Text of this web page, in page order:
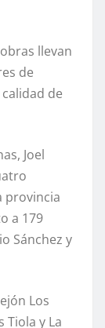
llevan
de
de
Joel
provincia
a 179
Sánchez y
Los
Tiola y La